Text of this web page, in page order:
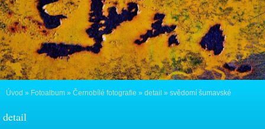
Úvod » Fotoalbum » Černobílé fotografie » detail » svědomí šumavské
detail